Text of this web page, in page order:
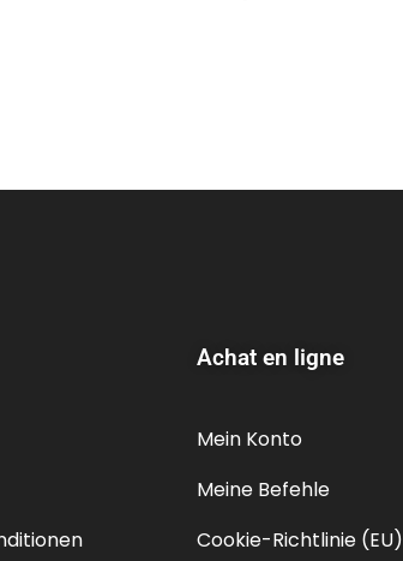
Achat en ligne
Mein Konto
Meine Befehle
Cookie-Richtlinie (EU)